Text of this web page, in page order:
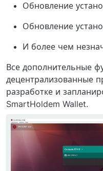
Обновление
Обновление
И более чем
Все дополнительные
децентрализованные
разработке и
SmartHoldem Wallet.